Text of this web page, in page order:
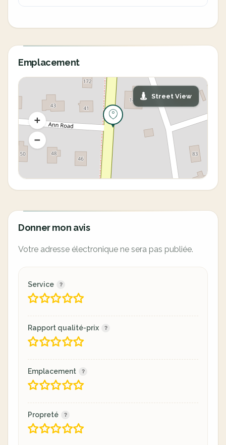
Emplacement
Street View
Donner mon avis
Votre adresse électronique ne sera pas publiée.
Service
Rapport qualité-prix
Emplacement
Propreté